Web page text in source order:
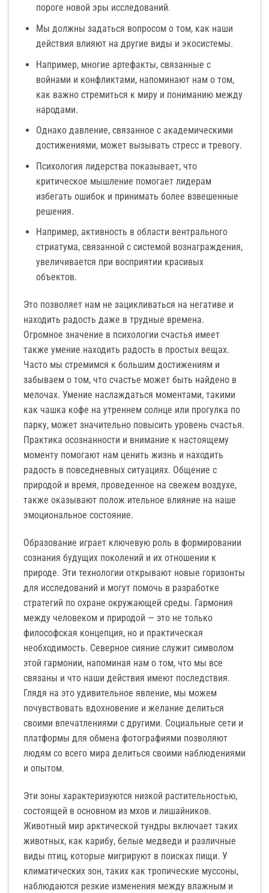
пороге новой эры исследований.
Мы должны задаться вопросом о том, как наши
действия влияют на другие виды и экосистемы.
Например, многие артефакты, связанные с
войнами и конфликтами, напоминают нам о том,
как важно стремиться к миру и пониманию между
народами.
Однако давление, связанное с академическими
достижениями, может вызывать стресс и тревогу.
Психология лидерства показывает, что
критическое мышление помогает лидерам
избегать ошибок и принимать более взвешенные
решения.
Например, активность в области вентрального
стриатума, связанной с системой вознаграждения,
увеличивается при восприятии красивых
объектов.
Это позволяет нам не зацикливаться на негативе и
находить радость даже в трудные времена.
Огромное значение в психологии счастья имеет
также умение находить радость в простых вещах.
Часто мы стремимся к большим достижениям и
забываем о том, что счастье может быть найдено в
мелочах. Умение наслаждаться моментами, такими
как чашка кофе на утреннем солнце или прогулка по
парку, может значительно повысить уровень счастья.
Практика осознанности и внимание к настоящему
моменту помогают нам ценить жизнь и находить
радость в повседневных ситуациях. Общение с
природой и время, проведенное на свежем воздухе,
также оказывают полож ительное влияние на наше
эмоциональное состояние.
Образование играет ключевую роль в формировании
сознания будущих поколений и их отношении к
природе. Эти технологии открывают новые горизонты
для исследований и могут помочь в разработке
стратегий по охране окружающей среды. Гармония
между человеком и природой — это не только
философская концепция, но и практическая
необходимость. Северное сияние служит символом
этой гармонии, напоминая нам о том, что мы все
связаны и что наши действия имеют последствия.
Глядя на это удивительное явление, мы можем
почувствовать вдохновение и желание делиться
своими впечатлениями с другими. Социальные сети и
платформы для обмена фотографиями позволяют
людям со всего мира делиться своими наблюдениями
и опытом.
Эти зоны характеризуются низкой растительностью,
состоящей в основном из мхов и лишайников.
Животный мир арктической тундры включает таких
животных, как карибу, белые медведи и различные
виды птиц, которые мигрируют в поисках пищи. У
климатических зон, таких как тропические муссоны,
наблюдаются резкие изменения между влажным и